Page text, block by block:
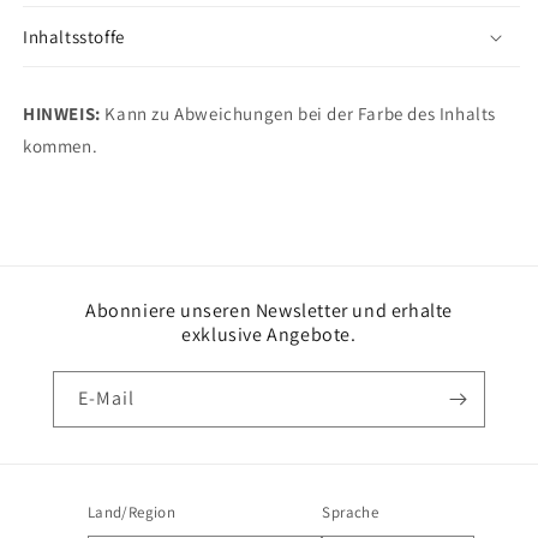
Inhaltsstoffe
HINWEIS: Kann zu Abweichungen bei der Farbe des Inhalts
kommen.
Abonniere unseren Newsletter und erhalte
exklusive Angebote.
E-Mail
Land/Region Sprache